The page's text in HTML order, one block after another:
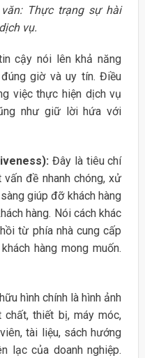
Thực trạng sự hài
vụ.
cậy nói lên khả năng
giờ và uy tín. Điều
việc thực hiện dịch vụ
như giữ lời hứa với
Đây là tiêu chí
đề nhanh chóng, xử
giúp đỡ khách hàng
hàng. Nói cách khác
từ phía nhà cung cấp
hàng mong muốn.
hình chính là hình ảnh
thiết bị, máy móc,
tài liệu, sách hướng
lạc của doanh nghiệp.